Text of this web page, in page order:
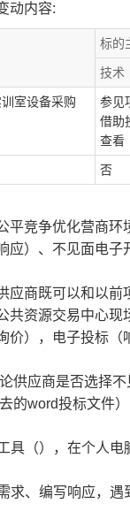
动内容:
标的
技术
室设备采购
参见
借助
查看
否
平竞争优化营商
应）、不见面电子
应商既可以和以
共资源交易中心
价），电子投标（
供应商是否选择
去的word投标文件
（），在个人电
、编写响应，遇